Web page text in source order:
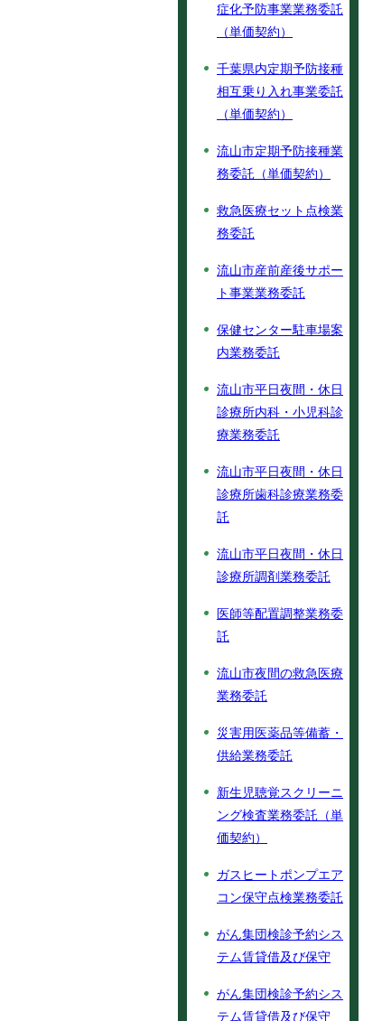
症化予防事業業務委託
（単価契約）
千葉県内定期予防接種
相互乗り入れ事業委託
（単価契約）
流山市定期予防接種業
務委託（単価契約）
救急医療セット点検業
務委託
流山市産前産後サポー
ト事業業務委託
保健センター駐車場案
内業務委託
流山市平日夜間・休日
診療所内科・小児科診
療業務委託
流山市平日夜間・休日
診療所歯科診療業務委
託
流山市平日夜間・休日
診療所調剤業務委託
医師等配置調整業務委
託
流山市夜間の救急医療
業務委託
災害用医薬品等備蓄・
供給業務委託
新生児聴覚スクリーニ
ング検査業務委託（単
価契約）
ガスヒートポンプエア
コン保守点検業務委託
がん集団検診予約シス
テム賃貸借及び保守
がん集団検診予約シス
テム賃貸借及び保守